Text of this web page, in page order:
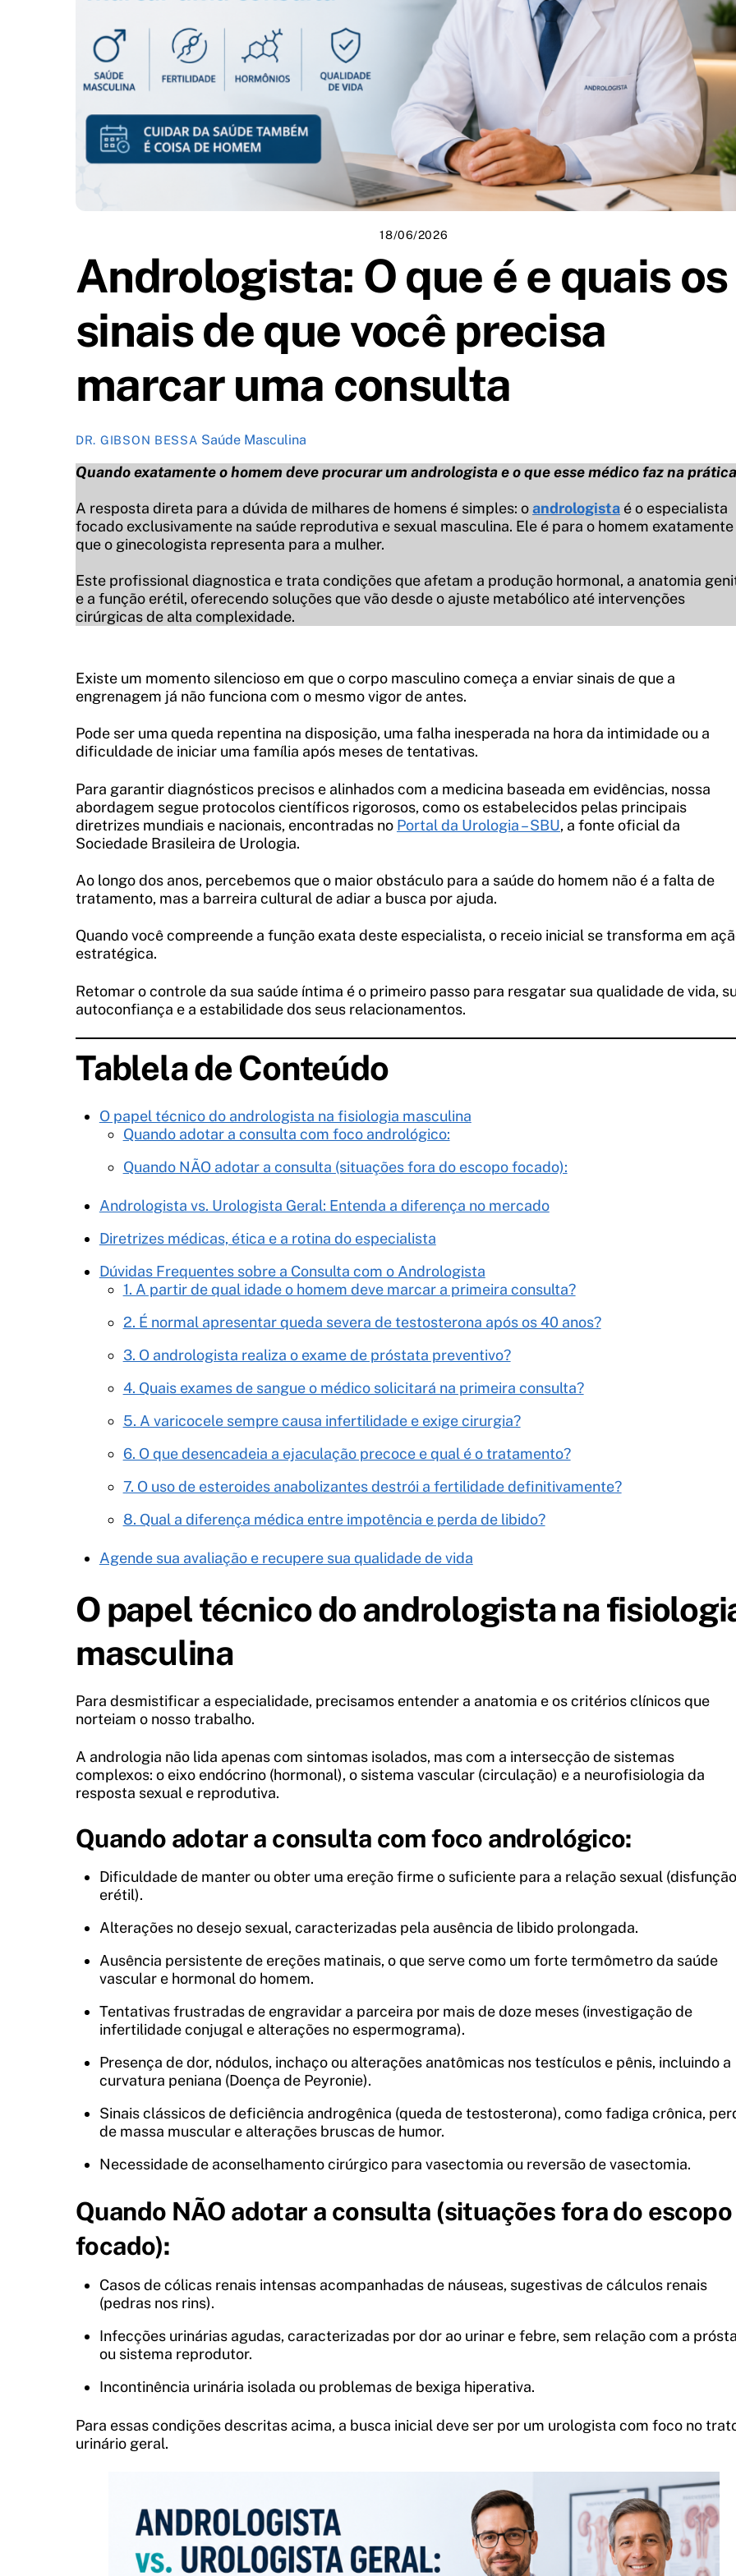
18/06/2026
Andrologista: O que é e quais os
sinais de que você precisa
marcar uma consulta
DR. GIBSON BESSA Saúde Masculina
Quando exatamente o homem deve procurar um andrologista e o que esse médico faz na
A resposta direta para a dúvida de milhares de homens é simples: oandrologista é o especialista
focado exclusivamente na saúde reprodutiva e sexual masculina. Ele é para o homem exatamente
que o ginecologista representa para a mulher.
Este profissional diagnostica e trata condições que afetam a produção hormonal, a anatomia
e a função erétil, oferecendo soluções que vão desde o ajuste metabólico até intervenções
cirúrgicas de alta complexidade.
Existe um momento silencioso em que o corpo masculino começa a enviar sinais de que a
engrenagem já não funciona com o mesmo vigor de antes.
Pode ser uma queda repentina na disposição, uma falha inesperada na hora da intimidade ou a
dificuldade de iniciar uma família após meses de tentativas.
Para garantir diagnósticos precisos e alinhados com a medicina baseada em evidências, nossa
abordagem segue protocolos científicos rigorosos, como os estabelecidos pelas principais
diretrizes mundiais e nacionais, encontradas no Portal da Urologia – SBU, a fonte oficial da
Sociedade Brasileira de Urologia.
Ao longo dos anos, percebemos que o maior obstáculo para a saúde do homem não é a falta de
tratamento, mas a barreira cultural de adiar a busca por ajuda.
Quando você compreende a função exata deste especialista, o receio inicial se transforma em
estratégica.
Retomar o controle da sua saúde íntima é o primeiro passo para resgatar sua qualidade de vida,
autoconfiança e a estabilidade dos seus relacionamentos.
Tablela de Conteúdo
O papel técnico do andrologista na fisiologia masculina
Quando adotar a consulta com foco andrológico:
Quando NÃO adotar a consulta (situações fora do escopo focado):
Andrologista vs. Urologista Geral: Entenda a diferença no mercado
Diretrizes médicas, ética e a rotina do especialista
Dúvidas Frequentes sobre a Consulta com o Andrologista
1. A partir de qual idade o homem deve marcar a primeira consulta?
2. É normal apresentar queda severa de testosterona após os 40 anos?
3. O andrologista realiza o exame de próstata preventivo?
4. Quais exames de sangue o médico solicitará na primeira consulta?
5. A varicocele sempre causa infertilidade e exige cirurgia?
6. O que desencadeia a ejaculação precoce e qual é o tratamento?
7. O uso de esteroides anabolizantes destrói a fertilidade definitivamente?
8. Qual a diferença médica entre impotência e perda de libido?
Agende sua avaliação e recupere sua qualidade de vida
O papel técnico do andrologista na
masculina
Para desmistificar a especialidade, precisamos entender a anatomia e os critérios clínicos que
norteiam o nosso trabalho.
A andrologia não lida apenas com sintomas isolados, mas com a intersecção de sistemas
complexos: o eixo endócrino (hormonal), o sistema vascular (circulação) e a neurofisiologia da
resposta sexual e reprodutiva.
Quando adotar a consulta com foco andrológico:
Dificuldade de manter ou obter uma ereção firme o suficiente para a relação sexual (disfunção
erétil).
Alterações no desejo sexual, caracterizadas pela ausência de libido prolongada.
Ausência persistente de ereções matinais, o que serve como um forte termômetro da saúde
vascular e hormonal do homem.
Tentativas frustradas de engravidar a parceira por mais de doze meses (investigação de
infertilidade conjugal e alterações no espermograma).
Presença de dor, nódulos, inchaço ou alterações anatômicas nos testículos e pênis, incluindo a
curvatura peniana (Doença de Peyronie).
Sinais clássicos de deficiência androgênica (queda de testosterona), como fadiga crônica,
de massa muscular e alterações bruscas de humor.
Necessidade de aconselhamento cirúrgico para vasectomia ou reversão de vasectomia.
Quando NÃO adotar a consulta (situações fora do escopo
focado):
Casos de cólicas renais intensas acompanhadas de náuseas, sugestivas de cálculos renais
(pedras nos rins).
Infecções urinárias agudas, caracterizadas por dor ao urinar e febre, sem relação com a
ou sistema reprodutor.
Incontinência urinária isolada ou problemas de bexiga hiperativa.
Para essas condições descritas acima, a busca inicial deve ser por um urologista com foco no
urinário geral.